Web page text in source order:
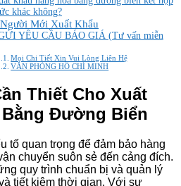
khác không?
Mới Xuất Khẩu
YÊU CẦU BÁO GIÁ (Tư vấn miễn
Mọi Chi Tiết Xin Vui Lòng Liên Hệ
VĂN PHÒNG HỒ CHÍ MINH
Thiết Cho Xuất
Bằng Đường Biển
tố quan trọng để đảm bảo hàng
chuyển suôn sẻ đến cảng đích.
quy trình chuẩn bị và quản lý
tiết kiệm thời gian. Với sự